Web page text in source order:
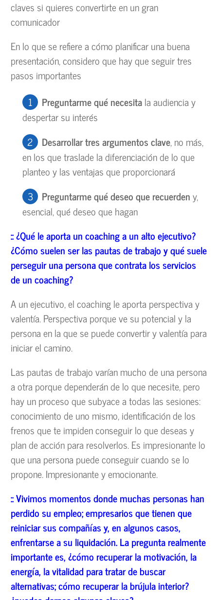
claves si quieres convertirte en un gran
comunicador
En lo que se refiere a cómo planificar una buena
presentación, considero que hay que seguir tres
pasos importantes
Preguntarme qué necesitala audiencia y
despertar su interés
Desarrollar tres argumentos clave, no más,
en los que traslade la diferenciación de lo que
planteo y las ventajas que proporcionará
Preguntarme qué deseo que recuerdeny,
esencial, qué deseo que hagan
::¿Quéle aporta un coaching a un alto ejecutivo?
¿Cómo suelen ser las pautas de trabajo y quésuele
perseguir una persona que contrata los servicios
de un coaching?
A un ejecutivo, el coaching le aporta perspectiva y
valentía. Perspectiva porque ve su potencial y la
persona en la que se puede convertir y valentía para
iniciar el camino.
Las pautas de trabajo varían mucho de una persona
a otra porque dependerán de lo que necesite, pero
hay un proceso que subyace a todas las sesiones:
conocimiento de uno mismo, identificación de los
frenos que te impiden conseguir lo que deseas y
plan de acción para resolverlos. Es impresionante lo
que una persona puede conseguir cuando se lo
propone. Impresionante y emocionante.
:: Vivimos momentos donde muchas personas han
perdido su empleo; empresarios que tienen que
reiniciar sus compañías y, en algunos casos,
enfrentarse a su liquidación. La pregunta realmente
importante es,¿cómo recuperar la motivación, la
energía, la vitalidad para tratar de buscar
alternativas; cómo recuperar la brújula interior?